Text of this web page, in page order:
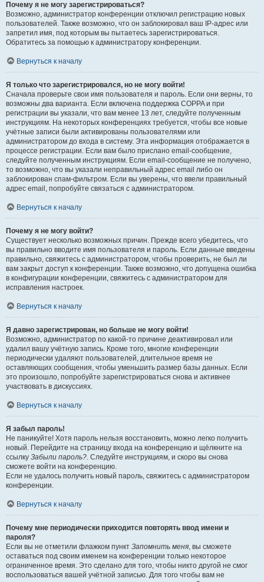
Почему я не могу зарегистрироваться?
Возможно, администратор конференции отключил регистрацию новых
пользователей. Также возможно, что он заблокировал ваш IP-адрес или
запретил имя, под которым вы пытаетесь зарегистрироваться.
Обратитесь за помощью к администратору конференции.
Вернуться к началу
Я только что зарегистрировался, но не могу войти!
Сначала проверьте свои имя пользователя и пароль. Если они верны, то
возможны два варианта. Если включена поддержка COPPA и при
регистрации вы указали, что вам менее 13 лет, следуйте полученным
инструкциям. На некоторых конференциях требуется, чтобы все новые
учётные записи были активированы пользователями или
администратором до входа в систему. Эта информация отображается в
процессе регистрации. Если вам было прислано email-сообщение,
следуйте полученным инструкциям. Если email-сообщение не получено,
то возможно, что вы указали неправильный адрес email либо он
заблокирован спам-фильтром. Если вы уверены, что ввели правильный
адрес email, попробуйте связаться с администратором.
Вернуться к началу
Почему я не могу войти?
Существует несколько возможных причин. Прежде всего убедитесь, что
вы правильно вводите имя пользователя и пароль. Если данные введены
правильно, свяжитесь с администратором, чтобы проверить, не был ли
вам закрыт доступ к конференции. Также возможно, что допущена ошибка
в конфигурации конференции, свяжитесь с администратором для
исправления настроек.
Вернуться к началу
Я давно зарегистрирован, но больше не могу войти!
Возможно, администратор по какой-то причине деактивировал или
удалил вашу учётную запись. Кроме того, многие конференции
периодически удаляют пользователей, длительное время не
оставляющих сообщения, чтобы уменьшить размер базы данных. Если
это произошло, попробуйте зарегистрироваться снова и активнее
участвовать в дискуссиях.
Вернуться к началу
Я забыл пароль!
Не паникуйте! Хотя пароль нельзя восстановить, можно легко получить
новый. Перейдите на страницу входа на конференцию и щёлкните на
ссылку Забыли пароль?. Следуйте инструкциям, и скоро вы снова
сможете войти на конференцию.
Если не удалось получить новый пароль, свяжитесь с администратором
конференции.
Вернуться к началу
Почему мне периодически приходится повторять ввод имени и
пароля?
Если вы не отметили флажком пункт Запомнить меня, вы сможете
оставаться под своим именем на конференции только некоторое
ограниченное время. Это сделано для того, чтобы никто другой не смог
воспользоваться вашей учётной записью. Для того чтобы вам не